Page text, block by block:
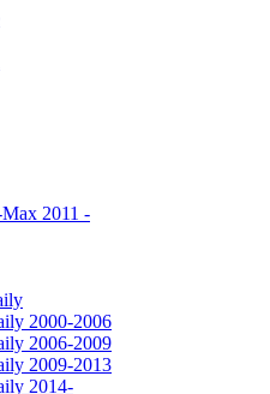
2011 -
2000-2006
2006-2009
2009-2013
2014-